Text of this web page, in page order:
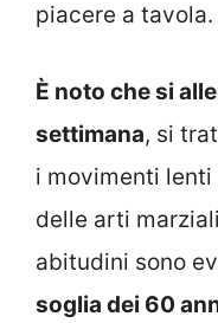
piacere a tavola.
È noto che si
settimana, si
i movimenti
delle arti
abitudini sono
soglia dei 60